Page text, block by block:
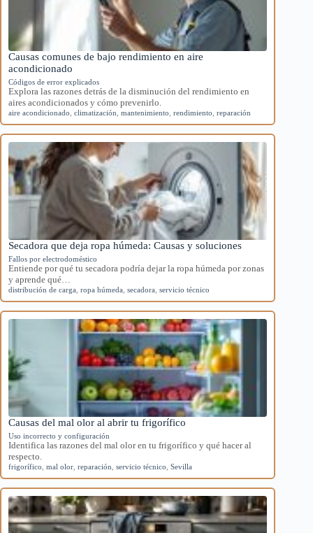
Causas comunes de bajo rendimiento en aire
acondicionado
Códigos de error explicados
Explora las razones detrás de la disminución del rendimiento en
aires acondicionados y cómo prevenirlo.
aire acondicionado climatización mantenimiento rendimiento reparación
Secadora que deja ropa húmeda: Causas y soluciones
Fallos por electrodoméstico
Entiende por qué tu secadora podría dejar la ropa húmeda por zonas
y aprende qué…
distribución de carga ropa húmeda secadora servicio técnico
Causas del mal olor al abrir tu frigorífico
Uso incorrecto y configuración
Identifica las razones del mal olor en tu frigorífico y qué hacer al
respecto.
frigorífico mal olor reparación servicio técnico Sevilla